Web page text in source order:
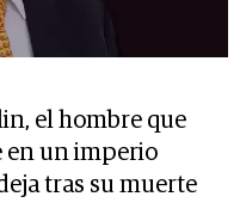
el hombre que
en un imperio
tras su muerte